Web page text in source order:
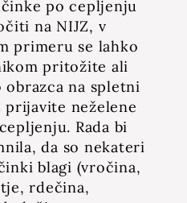
po cepljenju
na NIJZ, v
primeru se lahko
pritožite ali
obrazca na spletni
prijavite neželene
Rada bi
da so nekateri
blagi (vročina,
rdečina,